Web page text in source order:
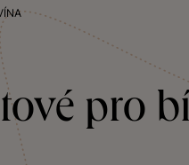
pro